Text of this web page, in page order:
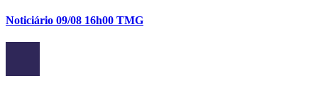
Noticiário 09/08 16h00 TMG